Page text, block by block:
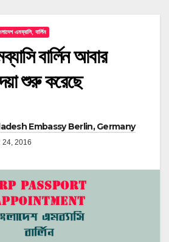
এমব্যাসি, বার্লিন
বার্লিন আবার
শুরু করেছে
Embassy Berlin, Germany
24, 2016